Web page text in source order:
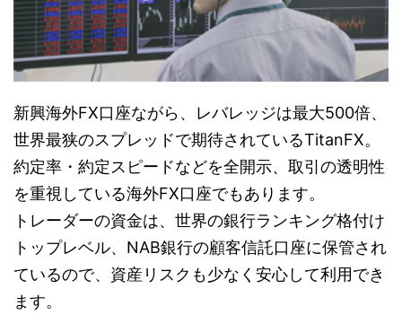
新興海外FX口座ながら、レバレッジは最大500倍、
世界最狭のスプレッドで期待されているTitanFX。
約定率・約定スピードなどを全開示、取引の透明性
を重視している海外FX口座でもあります。
トレーダーの資金は、世界の銀行ランキング格付け
トップレベル、NAB銀行の顧客信託口座に保管され
ているので、資産リスクも少なく安心して利用でき
ます。